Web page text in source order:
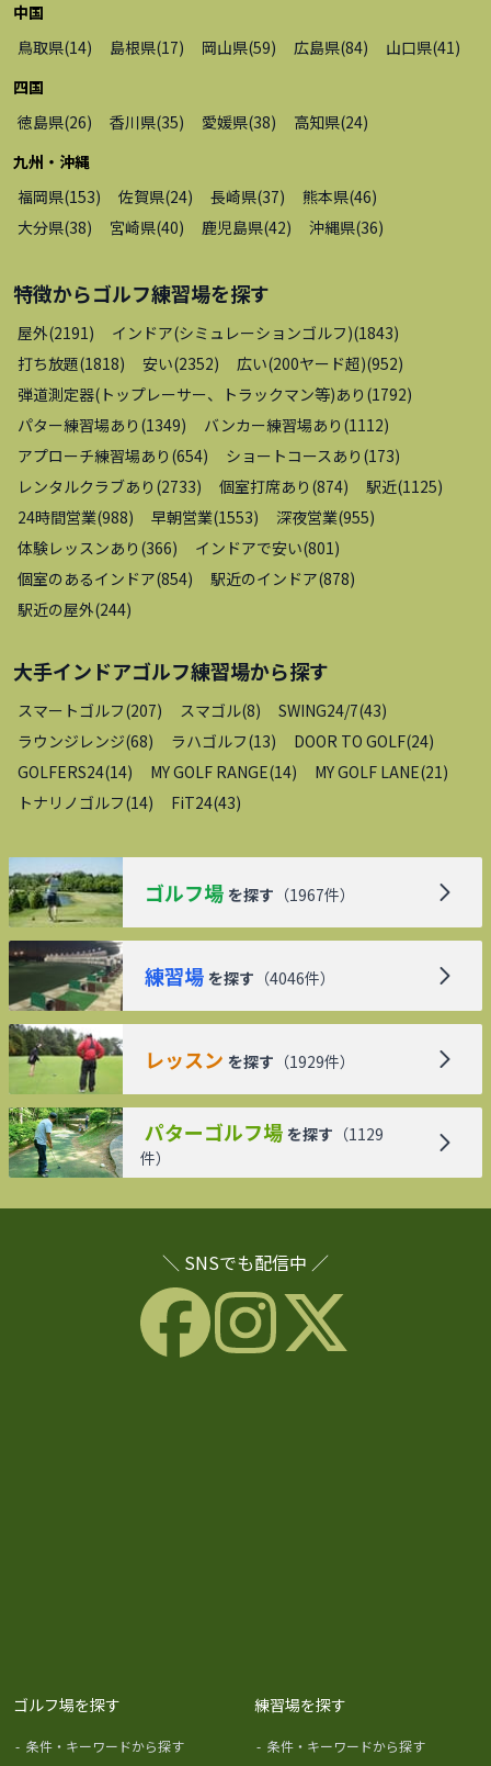
中国
鳥取県(14) 島根県(17) 岡山県(59) 広島県(84) 山口県(41)
四国
徳島県(26) 香川県(35) 愛媛県(38) 高知県(24)
九州・沖縄
福岡県(153) 佐賀県(24) 長崎県(37) 熊本県(46)
大分県(38) 宮崎県(40) 鹿児島県(42) 沖縄県(36)
特徴からゴルフ練習場を探す
屋外(2191) インドア(シミュレーションゴルフ)(1843)
打ち放題(1818) 安い(2352) 広い(200ヤード超)(952)
弾道測定器(トップレーサー、トラックマン等)あり (1792)
パター練習場あり (1349) バンカー練習場あり (1112)
アプローチ練習場あり (654) ショートコースあり (173)
レンタルクラブあり (2733) 個室打席あり (874) 駅近(1125)
24時間営業(988) 早朝営業(1553) 深夜営業(955)
体験レッスンあり (366) インドアで安い(801)
個室のあるインドア(854) 駅近のインドア(878)
駅近の屋外(244)
大手インドアゴルフ練習場から探す
スマートゴルフ(207) スマゴル(8) SWING24/7(43)
ラウンジレンジ(68) ラハゴルフ(13) DOOR TO GOLF(24)
GOLFERS24(14) MY GOLF RANGE(14) MY GOLF LANE(21)
トナリノゴルフ(14) FiT24(43)
ゴルフ場 を探す （1967件）
練習場 を探す （4046件）
レッスン を探す （1929件）
パターゴルフ場 を探す （1129
件）
＼ SNSでも配信中 ／
ゴルフ場を探す
- 条件・キーワードから探す
練習場を探す
- 条件・キーワードから探す